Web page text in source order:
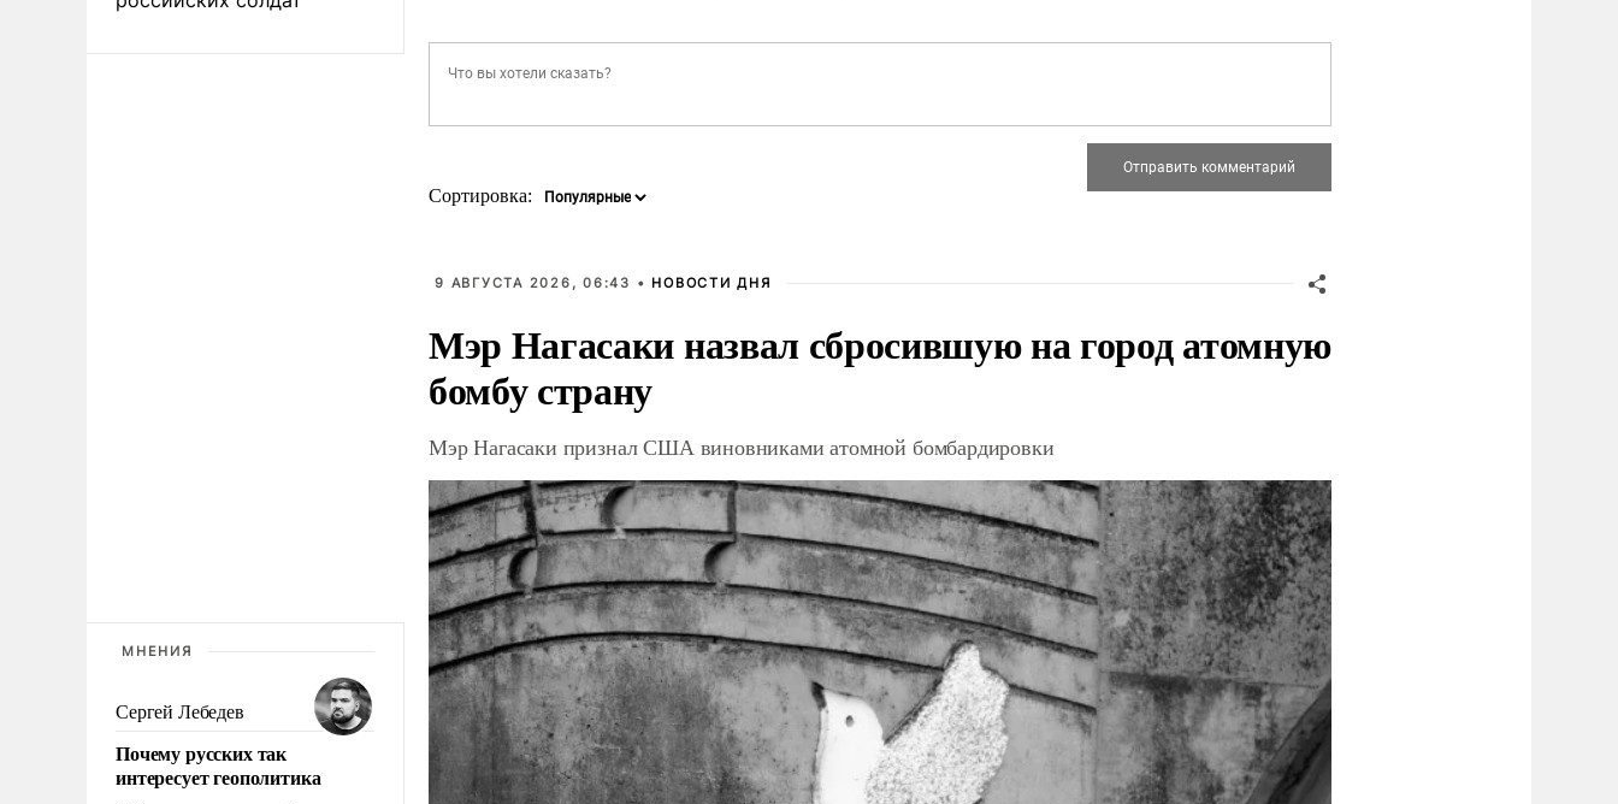
МНЕНИЯ
Сергей Лебедев
Почему русских так
интересует геополитика
Сортировка:
9 АВГУСТА 2026, 06:43 • НОВОСТИ ДНЯ
Мэр Нагасаки назвал сбросившую на город атомную
бомбу страну
Мэр Нагасаки признал США виновниками атомной бомбардировки